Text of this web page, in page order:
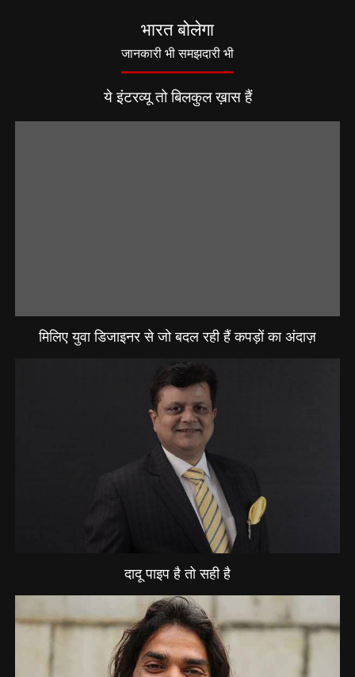
भारत बोलेगा
जानकारी भी समझदारी भी
ये इंटरव्यू तो बिलकुल ख़ास हैं
मिलिए युवा डिजाइनर से जो बदल रही हैं कपड़ों का अंदाज़
दादू पाइप है तो सही है